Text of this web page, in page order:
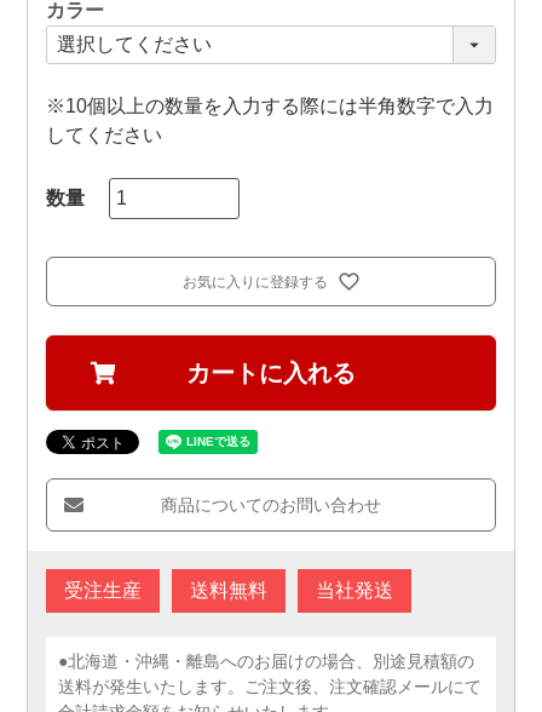
カラー
※10個以上の数量を入力する際には半角数字で入力
してください
お気に入りに登録する
カートに入れる
商品についてのお問い合わせ
受注生産 送料無料 当社発送
●北海道・沖縄・離島へのお届けの場合、別途見積額の
送料が発生いたします。ご注文後、注文確認メールにて